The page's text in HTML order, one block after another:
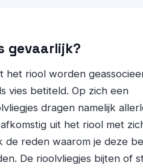
gevaarlijk?
het riool worden
vies betiteld. Op zich een
dragen namelijk
uit het riool met
de reden waarom je deze
De rioolvliegjes bijten of